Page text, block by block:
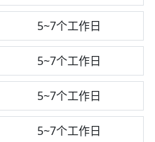
5~7个工作日
5~7个工作日
5~7个工作日
5~7个工作日